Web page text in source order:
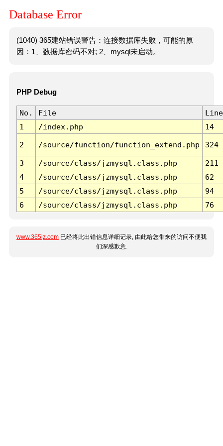
Database Error
(1040) 365建站错误警告：连接数据库失败，可能的原
因：1、数据库密码不对; 2、mysql未启动。
PHP Debug
No. File
Line
1
/index.php 14
2 /source/function/function_extend.php 324
3 /source/class/jzmysql.class.php
211
4
/source/class/jzmysql.class.php
62
5
/source/class/jzmysql.class.php
94
6
/source/class/jzmysql.class.php 76
www.365jz.com 已经将此出错信息详细记录, 由此给您带来的访问不便我
们深感歉意.